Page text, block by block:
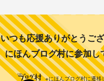
いつも応援ありがとうご
にほんブログ村に参加し
※にほんブログ村に遷移